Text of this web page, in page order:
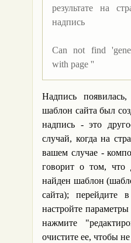
результате на
надпись
Can not find
with page ''
Надпись
шаблон сайта был
надпись - это
случай, когда на
вашем случае -
говорит о том, что
найден шаблон
сайта);
настройте
нажмите
очистите ее, чтобы